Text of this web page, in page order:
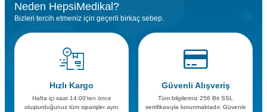
Neden HepsiMedikal?
Bizleri tercih etmeniz için geçerli birkaç sebep.
Hızlı Kargo
Hafta içi saat 14:00’ten önce
oluşturduğunuz tüm siparişler aynı
Güvenli Alışveriş
Tüm bilgileriniz 256 Bit SSL
sertifikasıyla korunmaktadır. Güvenle